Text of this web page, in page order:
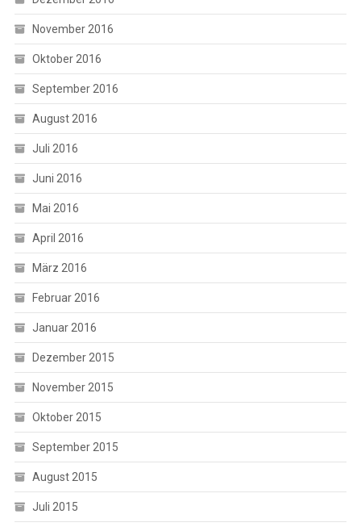
November 2016
Oktober 2016
September 2016
August 2016
Juli 2016
Juni 2016
Mai 2016
April 2016
März 2016
Februar 2016
Januar 2016
Dezember 2015
November 2015
Oktober 2015
September 2015
August 2015
Juli 2015